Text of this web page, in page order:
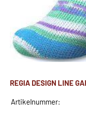
REGIA DESIGN LINE
Artikelnummer: